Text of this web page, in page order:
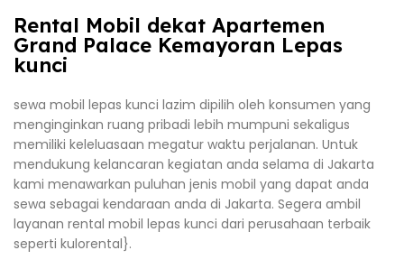
Rental Mobil dekat Apartemen
Grand Palace Kemayoran Lepas
kunci
sewa mobil lepas kunci lazim dipilih oleh konsumen yang
menginginkan ruang pribadi lebih mumpuni sekaligus
memiliki keleluasaan megatur waktu perjalanan. Untuk
mendukung kelancaran kegiatan anda selama di Jakarta
kami menawarkan puluhan jenis mobil yang dapat anda
sewa sebagai kendaraan anda di Jakarta. Segera ambil
layanan rental mobil lepas kunci dari perusahaan terbaik
seperti kulorental}.